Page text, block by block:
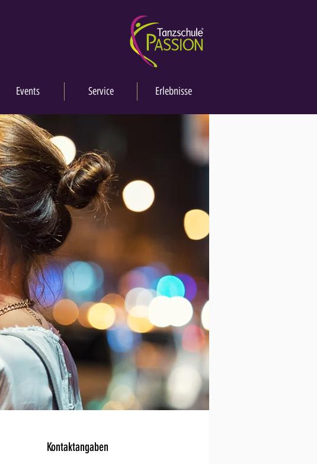
Events Service Erlebnisse
Kontaktangaben